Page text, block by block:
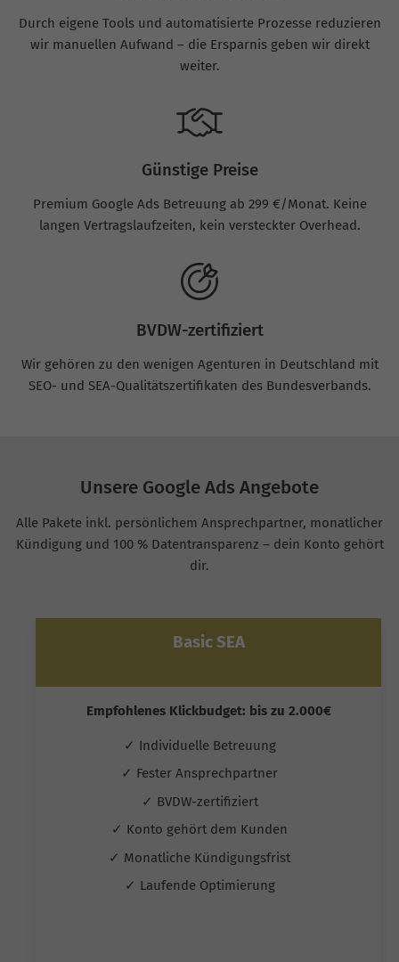
Durch eigene Tools und automatisierte Prozesse reduzieren
wir manuellen Aufwand – die Ersparnis geben wir direkt
weiter.
Günstige Preise
Premium Google Ads Betreuung ab 299 €/Monat. Keine
langen Vertragslaufzeiten, kein versteckter Overhead.
BVDW-zertifiziert
Wir gehören zu den wenigen Agenturen in Deutschland mit
SEO- und SEA-Qualitätszertifikaten des Bundesverbands.
Unsere Google Ads Angebote
Alle Pakete inkl. persönlichem Ansprechpartner, monatlicher
Kündigung und 100 % Datentransparenz – dein Konto gehört
dir.
Basic SEA
Empfohlenes Klickbudget: bis zu 2.000€
✓ Individuelle Betreuung
✓ Fester Ansprechpartner
✓ BVDW-zertifiziert
✓ Konto gehört dem Kunden
✓ Monatliche Kündigungsfrist
✓ Laufende Optimierung